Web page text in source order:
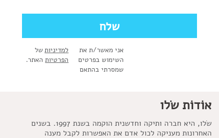
אני מאשר/ת את
השימוש בפרטים
שמסרתי בהתאם
למדיניות
הפרטיות
של
האתר.
אוֹדוֹת שׂלו
שׂלו, היא חברה ותיקה וחדשנית הוקמה בשנת 1997. בשנים
האחרונות מעניקה לכול אדם את האפשרות לקבל מענה